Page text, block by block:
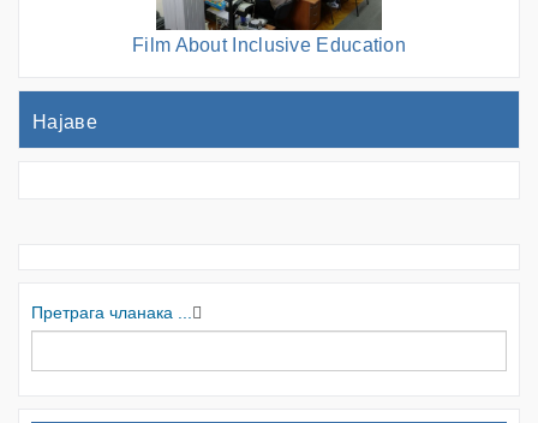
Film About Inclusive Education
Најаве
Претрага чланака ...